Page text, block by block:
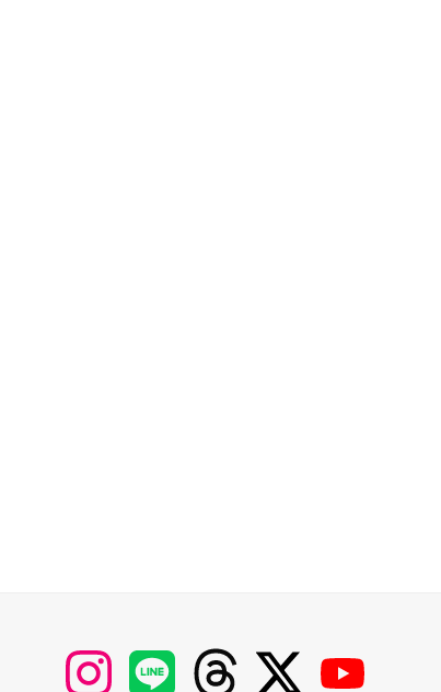
【Instagram】
MyKOBAKO
【LINE】 【threads】 【Twitter】